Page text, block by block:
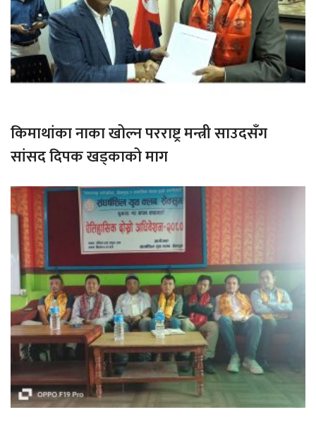
किमाथांका नाका खोल्न परराष्ट्र मन्त्री साउदसँग
सांसद दिपक खड्काको माग